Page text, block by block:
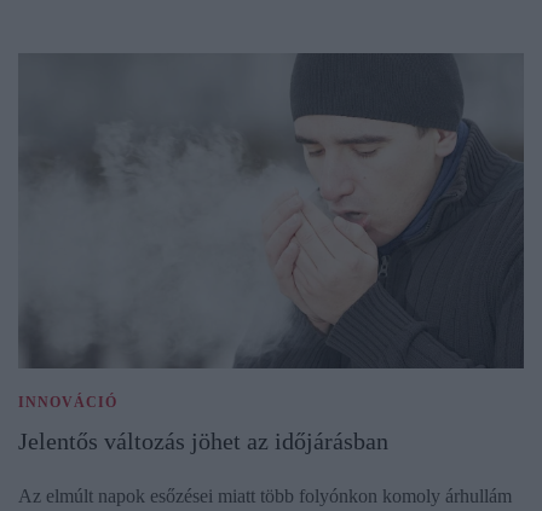
INNOVÁCIÓ
Jelentős változás jöhet az időjárásban
Az elmúlt napok esőzései miatt több folyónkon komoly árhullám